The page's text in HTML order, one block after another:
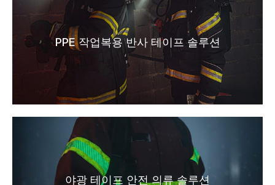
PPE 작업복용 반사 테이프 솔루션
야광 테이프 안전 의류 솔루션